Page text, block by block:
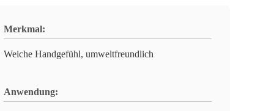
Merkmal:
Weiche Handgefühl, umweltfreundlich
Anwendung: